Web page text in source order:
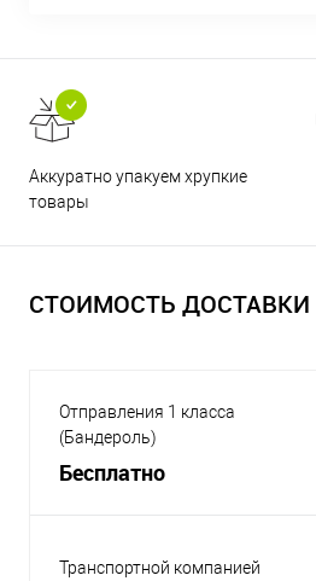
Аккуратно упакуем хрупкие
товары
СТОИМОСТЬ ДОСТАВКИ
Отправления 1 класса
(Бандероль)
Бесплатно
Транспортной компанией